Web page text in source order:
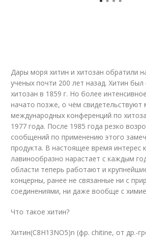
Дары моря хитин и хитозан обратили
ученых почти 200 лет назад. Хитин был
хитозан в 1859 г. Но более
начато позже, о чём свидетельствуют
международных конференций по
1977 года. После 1985 года резко
сообщений по применению этого
продукта. В настоящее время интерес
лавинообразно нарастает с каждым
области теперь работают и
концерны, ранее не связанные ни с
соединениями, ни даже вообще с
Что такое хитин?
Хитин(C8H13NO5)n (фр. chitine, от др.-